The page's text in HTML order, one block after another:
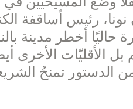
رئيس أساقفة
حاليًا أخطر مدينة
الأقليّات الأخرى
من الدستور تمنحُ